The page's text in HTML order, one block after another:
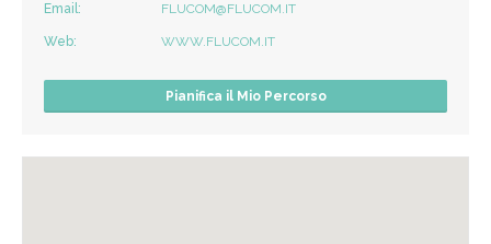
Email:
FLUCOM@FLUCOM.IT
Web: WWW.FLUCOM.IT
Pianifica il Mio Percorso